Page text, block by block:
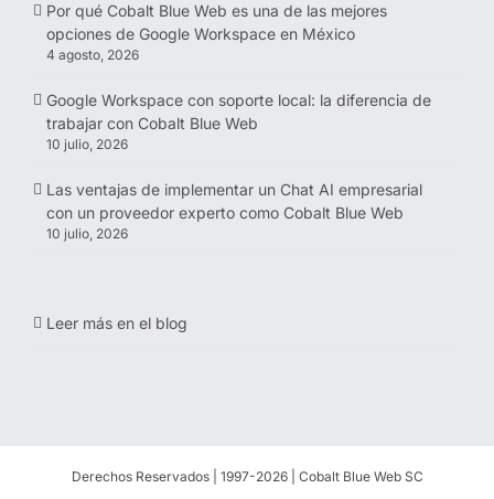
Por qué Cobalt Blue Web es una de las mejores
opciones de Google Workspace en México
4 agosto, 2026
Google Workspace con soporte local: la diferencia de
trabajar con Cobalt Blue Web
10 julio, 2026
Las ventajas de implementar un Chat AI empresarial
con un proveedor experto como Cobalt Blue Web
10 julio, 2026
Leer más en el blog
Derechos Reservados | 1997-2026 | Cobalt Blue Web SC